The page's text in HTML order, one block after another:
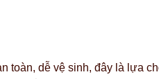
toàn, dễ vệ sinh, đây là lựa